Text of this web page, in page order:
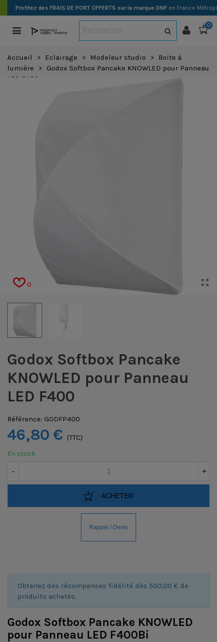
Profitez des FRAIS DE PORT OFFERTS sur la marque DNP en France
0
Accueil > Eclairage > Modeleur studio >
Boite à
lumière
>
Godox Softbox Pancake KNOWLED pour Panneau
LED F400
0
Godox Softbox Pancake
KNOWLED pour Panneau
LED F400
Référence: GODFP400
46,80 € (TTC)
En stock
- +
ACHETER
Obtenez des récompenses fidélité dès 500,00 € de
produits achetés.
Godox Softbox Pancake KNOWLED
pour Panneau LED F400Bi